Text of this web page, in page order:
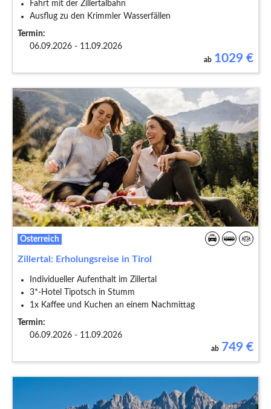
Fahrt mit der Zillertalbahn
Ausflug zu den Krimmler Wasserfällen
Termin:
06.09.2026 - 11.09.2026
ab 1029 €
Österreich
Zillertal: Erholungsreise in Tirol
Individueller Aufenthalt im Zillertal
3*-Hotel Tipotsch in Stumm
1x Kaffee und Kuchen an einem Nachmittag
Termin:
06.09.2026 - 11.09.2026
ab 749 €